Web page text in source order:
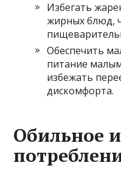
Избегать
жирных блюд,
Обеспечить
питание
избежать
дискомфорта.
Обильное